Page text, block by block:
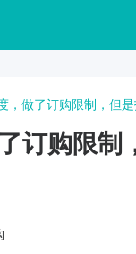
，做了订购限制，但
订购限制